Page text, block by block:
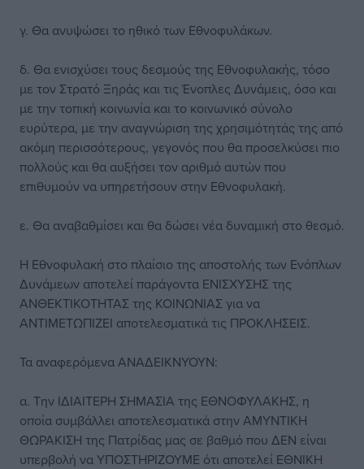
γ. Θα ανυψώσει το ηθικό των Εθνοφυλάκων.
δ. Θα ενισχύσει τους δεσμούς της Εθνοφυλακής, τόσο
με τον Στρατό Ξηράς και τις Ένοπλες Δυνάμεις, όσο και
με την τοπική κοινωνία και το κοινωνικό σύνολο
ευρύτερα, με την αναγνώριση της χρησιμότητάς της από
ακόμη περισσότερους, γεγονός που θα προσελκύσει πιο
πολλούς και θα αυξήσει τον αριθμό αυτών που
επιθυμούν να υπηρετήσουν στην Εθνοφυλακή.
ε. Θα αναβαθμίσει και θα δώσει νέα δυναμική στο θεσμό.
Η Εθνοφυλακή στο πλαίσιο της αποστολής των Ενόπλων
Δυνάμεων αποτελεί παράγοντα ΕΝΙΣΧΥΣΗΣ της
ΑΝΘΕΚΤΙΚΟΤΗΤΑΣ της ΚΟΙΝΩΝΙΑΣ για να
ΑΝΤΙΜΕΤΩΠΙΖΕΙ αποτελεσματικά τις ΠΡΟΚΛΗΣΕΙΣ.
Τα αναφερόμενα ΑΝΑΔΕΙΚΝΥΟΥΝ:
α. Την ΙΔΙΑΙΤΕΡΗ ΣΗΜΑΣΙΑ της ΕΘΝΟΦΥΛΑΚΗΣ, η
οποία συμβάλλει αποτελεσματικά στην ΑΜΥΝΤΙΚΗ
ΘΩΡΑΚΙΣΗ της Πατρίδας μας σε βαθμό που ΔΕΝ είναι
υπερβολή να ΥΠΟΣΤΗΡΙΖΟΥΜΕ ότι αποτελεί ΕΘΝΙΚΗ